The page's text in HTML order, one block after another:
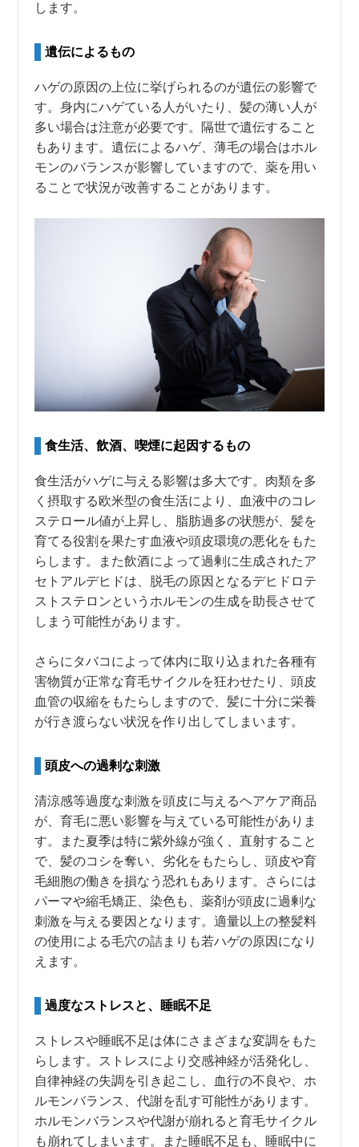
します。
遺伝によるもの
ハゲの原因の上位に挙げられるのが遺伝の影響で
す。身内にハゲている人がいたり、髪の薄い人が
多い場合は注意が必要です。隔世で遺伝すること
もあります。遺伝によるハゲ、薄毛の場合はホル
モンのバランスが影響していますので、薬を用い
ることで状況が改善することがあります。
食生活、飲酒、喫煙に起因するもの
食生活がハゲに与える影響は多大です。肉類を多
く摂取する欧米型の食生活により、血液中のコレ
ステロール値が上昇し、脂肪過多の状態が、髪を
育てる役割を果たす血液や頭皮環境の悪化をもた
らします。また飲酒によって過剰に生成されたア
セトアルデヒドは、脱毛の原因となるデヒドロテ
ストステロンというホルモンの生成を助長させて
しまう可能性があります。
さらにタバコによって体内に取り込まれた各種有
害物質が正常な育毛サイクルを狂わせたり、頭皮
血管の収縮をもたらしますので、髪に十分に栄養
が行き渡らない状況を作り出してしまいます。
頭皮への過剰な刺激
清涼感等過度な刺激を頭皮に与えるヘアケア商品
が、育毛に悪い影響を与えている可能性がありま
す。また夏季は特に紫外線が強く、直射すること
で、髪のコシを奪い、劣化をもたらし、頭皮や育
毛細胞の働きを損なう恐れもあります。さらには
パーマや縮毛矯正、染色も、薬剤が頭皮に過剰な
刺激を与える要因となります。適量以上の整髪料
の使用による毛穴の詰まりも若ハゲの原因になり
えます。
過度なストレスと、睡眠不足
ストレスや睡眠不足は体にさまざまな変調をもた
らします。ストレスにより交感神経が活発化し、
自律神経の失調を引き起こし、血行の不良や、ホ
ルモンバランス、代謝を乱す可能性があります。
ホルモンバランスや代謝が崩れると育毛サイクル
も崩れてしまいます。また睡眠不足も、睡眠中に